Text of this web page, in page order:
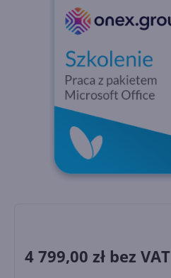
4 799,00 zł bez VAT